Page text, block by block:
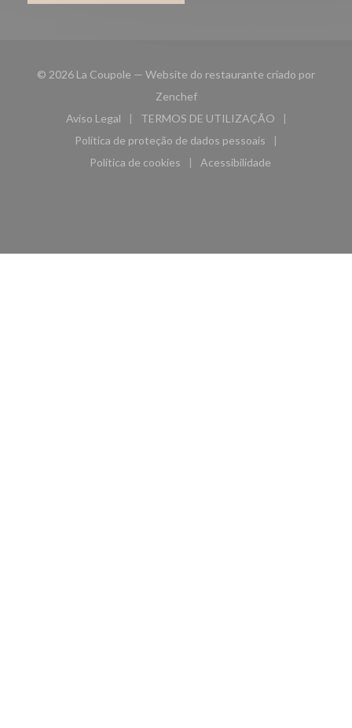
© 2026 La Coupole — Website do restaurante criado por
Zenchef((abre numa nova janela))
Aviso Legal
((abre numa nova janela))
TERMOS DE UTILIZAÇÃO
((abre numa nova janela))
Política de proteção de dados pessoais
((abre numa nova janela))
Política de cookies
((abre numa nova janela))
Acessibilidade